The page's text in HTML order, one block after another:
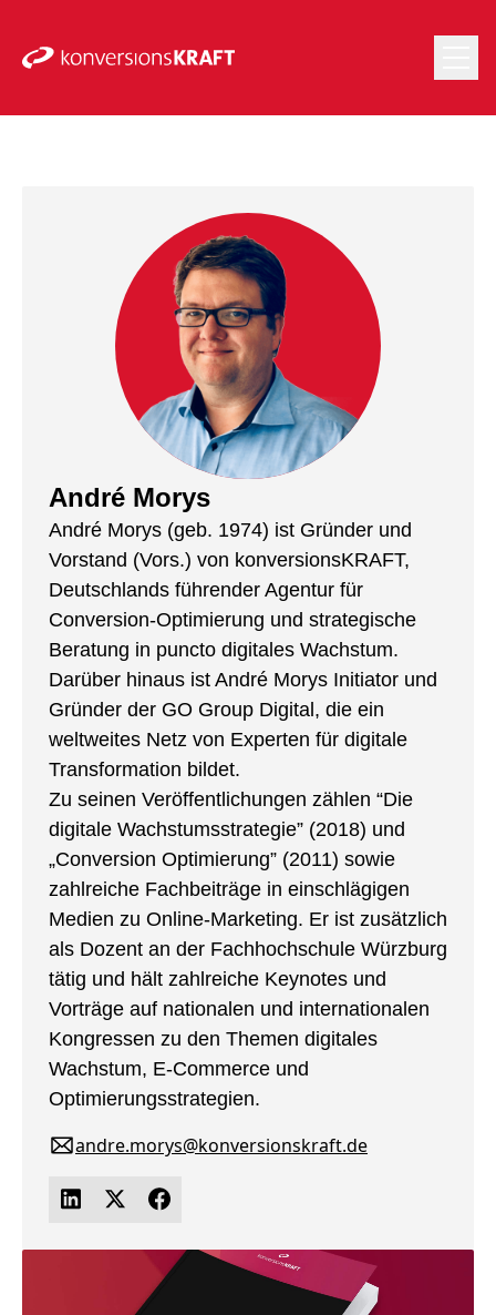
André Morys
André Morys (geb. 1974) ist Gründer und
Vorstand (Vors.) von konversionsKRAFT,
Deutschlands führender Agentur für
Conversion-Optimierung und strategische
Beratung in puncto digitales Wachstum.
Darüber hinaus ist André Morys Initiator und
Gründer der GO Group Digital, die ein
weltweites Netz von Experten für digitale
Transformation bildet.
Zu seinen Veröffentlichungen zählen “Die
digitale Wachstumsstrategie” (2018) und
„Conversion Optimierung” (2011) sowie
zahlreiche Fachbeiträge in einschlägigen
Medien zu Online-Marketing. Er ist zusätzlich
als Dozent an der Fachhochschule Würzburg
tätig und hält zahlreiche Keynotes und
Vorträge auf nationalen und internationalen
Kongressen zu den Themen digitales
Wachstum, E-Commerce und
Optimierungsstrategien.
andre.morys@konversionskraft.de